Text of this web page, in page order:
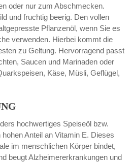
oder nur zum Abschmecken.
und fruchtig beerig. Den vollen
Pflanzenöl, wenn Sie es
verwenden. Hierbei kommt die
zu Geltung. Hervorragend passt
Saucen und Marinaden oder
Käse, Müsli, Geflügel,
hochwertiges Speiseöl bzw.
Anteil an Vitamin E. Dieses
im menschlichen Körper bindet,
beugt Alzheimererkrankungen und